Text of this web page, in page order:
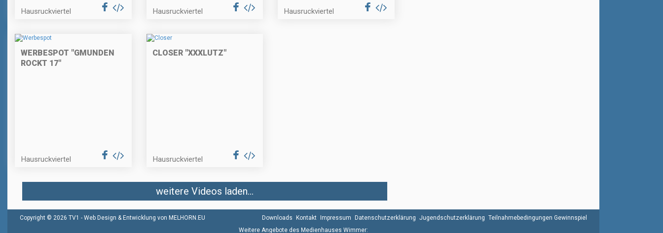
Hausruckviertel Hausruckviertel Hausruckviertel
WERBESPOT "GMUNDEN
ROCKT 17"
Hausruckviertel
CLOSER "XXXLUTZ"
Hausruckviertel
weitere Videos laden...
Copyright © 2026 TV1 - Web Design & Entwicklung von MELHORN.EU Downloads Kontakt Impressum Datenschutzerklärung Jugendschutzerklärung Teilnahmebedingungen Gewinnspiel
Weitere Angebote des Medienhauses Wimmer: